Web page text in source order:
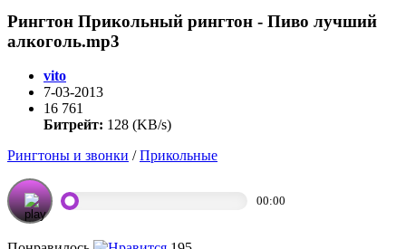
Рингтон Прикольный рингтон - Пиво лучший
алкоголь.mp3
vito
7-03-2013
16 761
Битрейт: 128 (KB/s)
Рингтоны и звонки /Прикольные
00:00